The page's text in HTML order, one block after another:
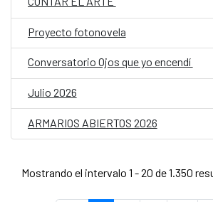
Proyecto fotonovela
Conversatorio Ojos que yo encendí
Julio 2026
ARMARIOS ABIERTOS 2026
Mostrando el intervalo 1 - 20 de 1.350